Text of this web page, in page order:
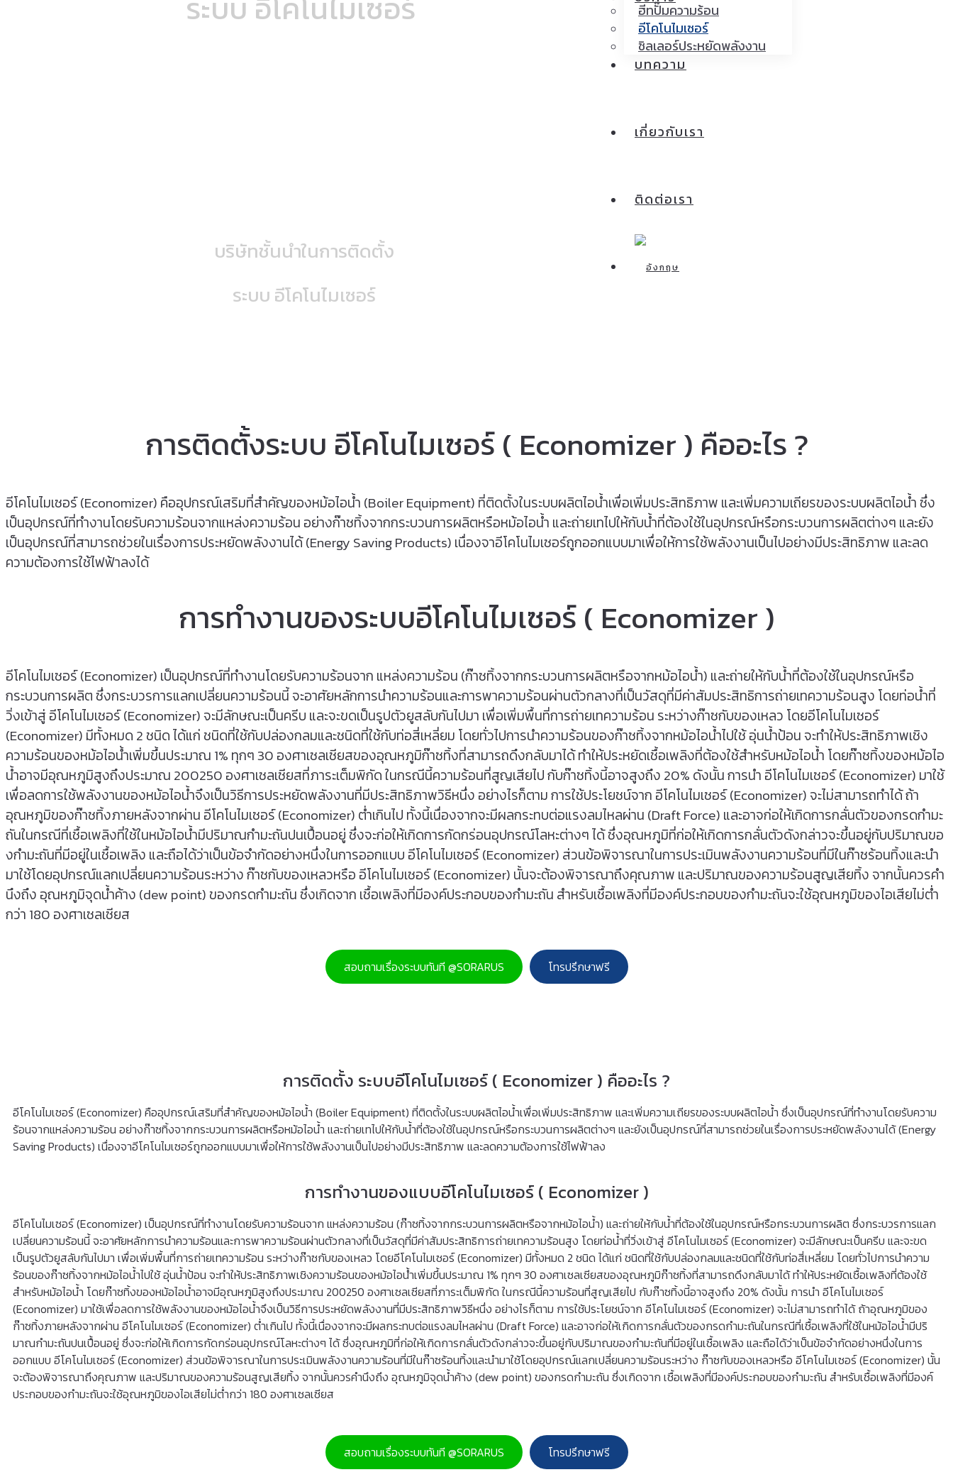
ฮีทปั๊มความร้อน
อีโคโนไมเซอร์
ชิลเลอร์ประหยัดพลังงาน
บทความ
เกี่ยวกับเรา
ติดต่อเรา
บริษัทชั้นนำในการติดตั้ง
ระบบ อีโคโนไมเซอร์
การติดตั้งระบบ อีโคโนไมเซอร์ ( Economizer ) คืออะไร ?
อีโคโนไมเซอร์ (Economizer) คืออุปกรณ์เสริมที่สำคัญของหม้อไอน้ำ (Boiler Equipment) ที่ติดตั้งในระบบผลิตไอน้ำเพื่อเพิ่มประสิทธิภาพ และเพิ่มความเถียรของระบบผลิตไอน้ำ ซึ่ง
เป็นอุปกรณ์ที่ทํางานโดยรับความร้อนจากแหล่งความร้อน อย่างก๊าซทิ้งจากกระบวนการผลิตหรือหม้อไอน้ำ และถ่ายเทไปให้กับน้ำที่ต้องใช้ในอุปกรณ์หรือกระบวนการผลิตต่างๆ และยัง
เป็นอุปกรณ์ที่สามารถช่วยในเรื่องการประหยัดพลังงานได้ (Energy Saving Products) เนื่องจาอีโคโนไมเซอร์ถูกออกแบบมาเพื่อให้การใช้พลังงานเป็นไปอย่างมีประสิทธิภาพ และลด
ความต้องการใช้ไฟฟ้าลงได้
การทำงานของระบบอีโคโนไมเซอร์ ( Economizer )
อีโคโนไมเซอร์ (Economizer) เป็นอุปกรณ์ที่ทํางานโดยรับความร้อนจาก แหล่งความร้อน (ก๊าซทิ้งจากกระบวนการผลิตหรือจากหม้อไอน้ำ) และถ่ายให้กับน้ำที่ต้องใช้ในอุปกรณ์หรือ
กระบวนการผลิต ซึ่งกระบวรการแลกเปลี่ยนความร้อนนี้ จะอาศัยหลักการนําความร้อนและการพาความร้อนผ่านตัวกลางที่เป็นวัสดุที่มีค่าสัมประสิทธิการถ่ายเทความร้อนสูง โดยท่อน้ำที่
วิ่งเข้าสู่ อีโคโนไมเซอร์ (Economizer) จะมีลักษณะเป็นครีบ และจะขดเป็นรูปตัวยูสลับกันไปมา เพื่อเพิ่มพื้นที่การถ่ายเทความร้อน ระหว่างก๊าซกับของเหลว โดยอีโคโนไมเซอร์
(Economizer) มีทั้งหมด 2 ชนิด ได้แก่ ชนิดที่ใช้กับปล่องกลมและชนิดที่ใช้กับท่อสี่เหลี่ยม โดยทั่วไปการนําความร้อนของก๊าซทิ้งจากหม้อไอน้ำไปใช้ อุ่นน้ำป้อน จะทําให้ประสิทธิภาพเชิง
ความร้อนของหม้อไอน้ําเพิ่มขึ้นประมาณ 1% ทุกๆ 30 องศาเซลเซียสของอุณหภูมิก๊าซทิ้งที่สามารถดึงกลับมาได้ ทําให้ประหยัดเชื้อเพลิงที่ต้องใช้สําหรับหม้อไอน้ำ โดยก๊าซทิ้งของหม้อไอ
น้ำอาจมีอุณหภูมิสูงถึงประมาณ 200250 องศาเซลเซียสที่ภาระเต็มพิกัด ในกรณีนี้ความร้อนที่สูญเสียไป กับก๊าซทิ้งนี้อาจสูงถึง 20% ดังนั้น การนํา อีโคโนไมเซอร์ (Economizer) มาใช้
เพื่อลดการใช้พลังงานของหม้อไอน้ำจึงเป็นวิธีการประหยัดพลังงานที่มีประสิทธิภาพวิธีหนึ่ง อย่างไรก็ตาม การใช้ประโยชน์จาก อีโคโนไมเซอร์ (Economizer) จะไม่สามารถทําได้ ถ้า
อุณหภูมิของก๊าซทิ้งภายหลังจากผ่าน อีโคโนไมเซอร์ (Economizer) ต่ำเกินไป ทั้งนี้เนื่องจากจะมีผลกระทบต่อแรงลมไหลผ่าน (Draft Force) และอาจก่อให้เกิดการกลั่นตัวของกรดกํามะ
ถันในกรณีที่เชื้อเพลิงที่ใช้ในหม้อไอน้ำมีปริมาณกํามะถันปนเปื้อนอยู่ ซึ่งจะก่อให้เกิดการกัดกร่อนอุปกรณ์โลหะต่างๆ ได้ ซึ่งอุณหภูมิที่ก่อให้เกิดการกลั่นตัวดังกล่าวจะขึ้นอยู่กับปริมาณขอ
งกํามะถันที่มีอยู่ในเชื้อเพลิง และถือได้ว่าเป็นข้อจํากัดอย่างหนึ่งในการออกแบบ อีโคโนไมเซอร์ (Economizer) ส่วนข้อพิจารณาในการประเมินพลังงานความร้อนที่มีในก๊าซร้อนทิ้งและนํา
มาใช้โดยอุปกรณ์แลกเปลี่ยนความร้อนระหว่าง ก๊าซกับของเหลวหรือ อีโคโนไมเซอร์ (Economizer) นั้นจะต้องพิจารณาถึงคุณภาพ และปริมาณของความร้อนสูญเสียทิ้ง จากนั้นควรคํา
นึงถึง อุณหภูมิจุดน้ำค้าง (dew point) ของกรดกํามะถัน ซึ่งเกิดจาก เชื้อเพลิงที่มีองค์ประกอบของกํามะถัน สําหรับเชื้อเพลิงที่มีองค์ประกอบของกํามะถันจะใช้อุณหภูมิของไอเสียไม่ต่ำ
กว่า 180 องศาเซลเซียส
สอบถามเรื่องระบบทันที @SORARUS โทรปรึกษาฟรี
การติดตั้ง ระบบอีโคโนไมเซอร์ ( Economizer ) คืออะไร ?
อีโคโนไมเซอร์ (Economizer) คืออุปกรณ์เสริมที่สำคัญของหม้อไอน้ำ (Boiler Equipment) ที่ติดตั้งในระบบผลิตไอน้ำเพื่อเพิ่มประสิทธิภาพ และเพิ่มความเถียรของระบบผลิตไอน้ำ ซึ่งเป็นอุปกรณ์ที่ทํางานโดยรับความ
ร้อนจากแหล่งความร้อน อย่างก๊าซทิ้งจากกระบวนการผลิตหรือหม้อไอน้ำ และถ่ายเทไปให้กับน้ำที่ต้องใช้ในอุปกรณ์หรือกระบวนการผลิตต่างๆ และยังเป็นอุปกรณ์ที่สามารถช่วยในเรื่องการประหยัดพลังงานได้ (Energy
Saving Products) เนื่องจาอีโคโนไมเซอร์ถูกออกแบบมาเพื่อให้การใช้พลังงานเป็นไปอย่างมีประสิทธิภาพ และลดความต้องการใช้ไฟฟ้าลง
การทำงานของแบบอีโคโนไมเซอร์ ( Economizer )
อีโคโนไมเซอร์ (Economizer) เป็นอุปกรณ์ที่ทํางานโดยรับความร้อนจาก แหล่งความร้อน (ก๊าซทิ้งจากกระบวนการผลิตหรือจากหม้อไอน้ำ) และถ่ายให้กับน้ำที่ต้องใช้ในอุปกรณ์หรือกระบวนการผลิต ซึ่งกระบวรการแลก
เปลี่ยนความร้อนนี้ จะอาศัยหลักการนําความร้อนและการพาความร้อนผ่านตัวกลางที่เป็นวัสดุที่มีค่าสัมประสิทธิการถ่ายเทความร้อนสูง โดยท่อน้ำที่วิ่งเข้าสู่ อีโคโนไมเซอร์ (Economizer) จะมีลักษณะเป็นครีบ และจะขด
เป็นรูปตัวยูสลับกันไปมา เพื่อเพิ่มพื้นที่การถ่ายเทความร้อน ระหว่างก๊าซกับของเหลว โดยอีโคโนไมเซอร์ (Economizer) มีทั้งหมด 2 ชนิด ได้แก่ ชนิดที่ใช้กับปล่องกลมและชนิดที่ใช้กับท่อสี่เหลี่ยม โดยทั่วไปการนําความ
ร้อนของก๊าซทิ้งจากหม้อไอน้ำไปใช้ อุ่นน้ำป้อน จะทําให้ประสิทธิภาพเชิงความร้อนของหม้อไอน้ําเพิ่มขึ้นประมาณ 1% ทุกๆ 30 องศาเซลเซียสของอุณหภูมิก๊าซทิ้งที่สามารถดึงกลับมาได้ ทําให้ประหยัดเชื้อเพลิงที่ต้องใช้
สําหรับหม้อไอน้ำ โดยก๊าซทิ้งของหม้อไอน้ำอาจมีอุณหภูมิสูงถึงประมาณ 200250 องศาเซลเซียสที่ภาระเต็มพิกัด ในกรณีนี้ความร้อนที่สูญเสียไป กับก๊าซทิ้งนี้อาจสูงถึง 20% ดังนั้น การนํา อีโคโนไมเซอร์
(Economizer) มาใช้เพื่อลดการใช้พลังงานของหม้อไอน้ำจึงเป็นวิธีการประหยัดพลังงานที่มีประสิทธิภาพวิธีหนึ่ง อย่างไรก็ตาม การใช้ประโยชน์จาก อีโคโนไมเซอร์ (Economizer) จะไม่สามารถทําได้ ถ้าอุณหภูมิของ
ก๊าซทิ้งภายหลังจากผ่าน อีโคโนไมเซอร์ (Economizer) ต่ำเกินไป ทั้งนี้เนื่องจากจะมีผลกระทบต่อแรงลมไหลผ่าน (Draft Force) และอาจก่อให้เกิดการกลั่นตัวของกรดกํามะถันในกรณีที่เชื้อเพลิงที่ใช้ในหม้อไอน้ำมีปริ
มาณกํามะถันปนเปื้อนอยู่ ซึ่งจะก่อให้เกิดการกัดกร่อนอุปกรณ์โลหะต่างๆ ได้ ซึ่งอุณหภูมิที่ก่อให้เกิดการกลั่นตัวดังกล่าวจะขึ้นอยู่กับปริมาณของกํามะถันที่มีอยู่ในเชื้อเพลิง และถือได้ว่าเป็นข้อจํากัดอย่างหนึ่งในการ
ออกแบบ อีโคโนไมเซอร์ (Economizer) ส่วนข้อพิจารณาในการประเมินพลังงานความร้อนที่มีในก๊าซร้อนทิ้งและนํามาใช้โดยอุปกรณ์แลกเปลี่ยนความร้อนระหว่าง ก๊าซกับของเหลวหรือ อีโคโนไมเซอร์ (Economizer) นั้น
จะต้องพิจารณาถึงคุณภาพ และปริมาณของความร้อนสูญเสียทิ้ง จากนั้นควรคํานึงถึง อุณหภูมิจุดน้ำค้าง (dew point) ของกรดกํามะถัน ซึ่งเกิดจาก เชื้อเพลิงที่มีองค์ประกอบของกํามะถัน สําหรับเชื้อเพลิงที่มีองค์
ประกอบของกํามะถันจะใช้อุณหภูมิของไอเสียไม่ต่ำกว่า 180 องศาเซลเซียส
สอบถามเรื่องระบบทันที @SORARUS โทรปรึกษาฟรี